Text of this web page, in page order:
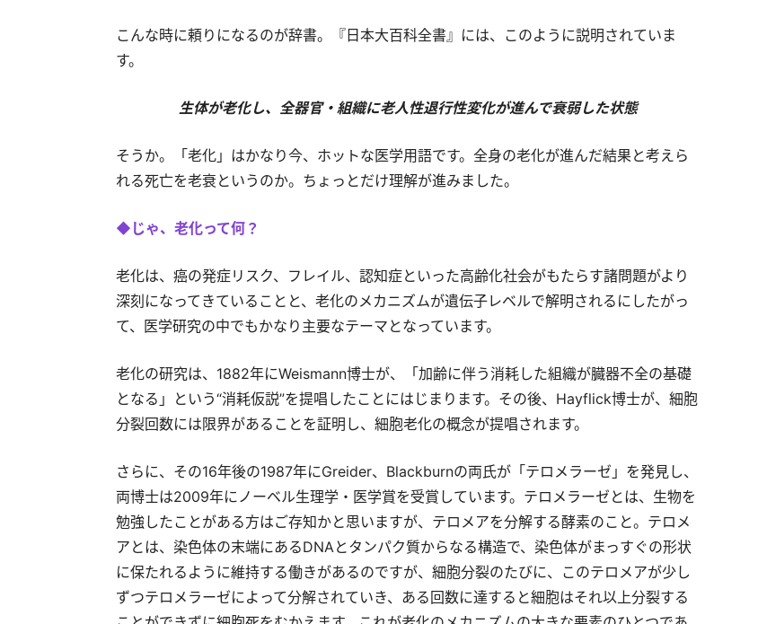
こんな時に頼りになるのが辞書。『日本大百科全書』には、このように説明されていま
す。
生体が老化し、全器官・組織に老人性退行性変化が進んで衰弱した状態
そうか。「老化」はかなり今、ホットな医学用語です。全身の老化が進んだ結果と考えら
れる死亡を老衰というのか。ちょっとだけ理解が進みました。
◆じゃ、老化って何？
老化は、癌の発症リスク、フレイル、認知症といった高齢化社会がもたらす諸問題がより
深刻になってきていることと、老化のメカニズムが遺伝子レベルで解明されるにしたがっ
て、医学研究の中でもかなり主要なテーマとなっています。
老化の研究は、1882年にWeismann博士が、「加齢に伴う消耗した組織が臓器不全の基礎
となる」という“消耗仮説”を提唱したことにはじまります。その後、Hayflick博士が、細胞
分裂回数には限界があることを証明し、細胞老化の概念が提唱されます。
さらに、その16年後の1987年にGreider、Blackburnの両氏が「テロメラーゼ」を発見し、
両博士は2009年にノーベル生理学・医学賞を受賞しています。テロメラーゼとは、生物を
勉強したことがある方はご存知かと思いますが、 テロメアを分解する酵素のこと。テロメ
アとは、染色体の末端にあるDNAとタンパク質からなる構造で、染色体がまっすぐの形状
に保たれるように維持する働きがあるのですが、細胞分裂のたびに、このテロメアが少し
ずつテロメラーゼによって分解されていき、ある回数に達すると細胞はそれ以上分裂する